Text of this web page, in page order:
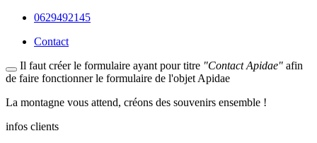
0629492145
Contact
Il faut créer le formulaire ayant pour titre "Contact Apidae" afin
de faire fonctionner le formulaire de l'objet Apidae
La montagne vous attend, créons des souvenirs ensemble !
infos clients